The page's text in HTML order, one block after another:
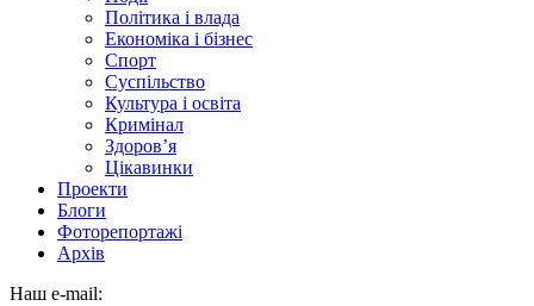
Політика і влада
Економіка і бізнес
Спорт
Суспільство
Культура і освіта
Кримінал
Здоров’я
Цікавинки
Проекти
Блоги
Фоторепортажі
Архів
Наш e-mail: